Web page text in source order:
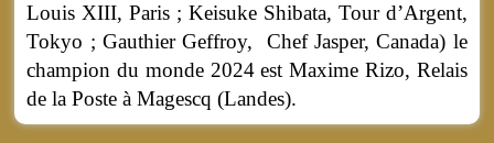
Louis XIII, Paris ; Keisuke Shibata, Tour d’Argent,
Tokyo ; Gauthier Geffroy, Chef Jasper, Canada) le
champion du monde 2024 est Maxime Rizo, Relais
de la Poste à Magescq (Landes).